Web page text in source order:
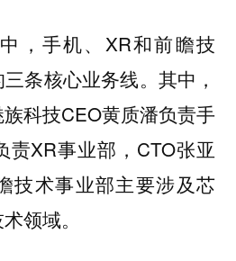
，手机、XR和前瞻技
条核心业务线。其中，
科技CEO黄质潘负责手
责XR事业部，CTO张亚
技术事业部主要涉及芯
领域。